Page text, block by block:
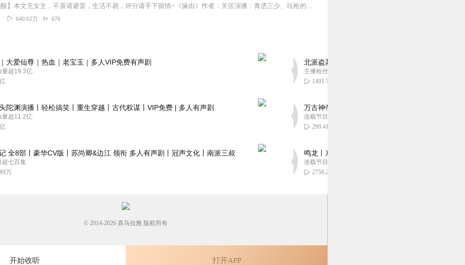
uu
与爱交织，每一世的磨难都是情的考验，男女主播音色太好听了，听的很沉浸！
三世》瞬间入坑！超多播的配置太惊喜，不同角色音色分明，带入感拉满，剧情围绕三世情缘展开，
【重要提醒】本文无女主，不喜请避雷，生活不易，评分请手下留情~《缘由》作者：关弦演播：青丞三少、玩枪的鳄鱼、温凉、情栀《死亡圆舞曲》作者：有钱演播：黯黑茶叶蛋、...
640.62万 676
大爱仙尊｜热血｜老宝玉｜多人VIP免费有声剧
量超19.3亿
陀渊演播丨轻松搞笑丨重生穿越丨古代权谋丨VIP免费 | 多人有声剧
量超11.2亿
全8部丨豪华CV版丨苏尚卿&边江 领衔 多人有声剧丨冠声文化丨南派三叔
超七百集
万
北派盗墓笔记丨头陀渊出品丨悬疑灵异丨摸金校尉
主播粉丝1659万
1491.78万
万古神帝丨玄幻丨热血丨紫襟团队演播丨多人有声
连载节目超二百集
299.41万
鸣龙丨东方玄幻丨紫襟团队丨轻松搞笑丨多人有声
连载节目超五百集
2758.29万
开始收听 打开APP
© 2014-2026 喜马拉雅 版权所有